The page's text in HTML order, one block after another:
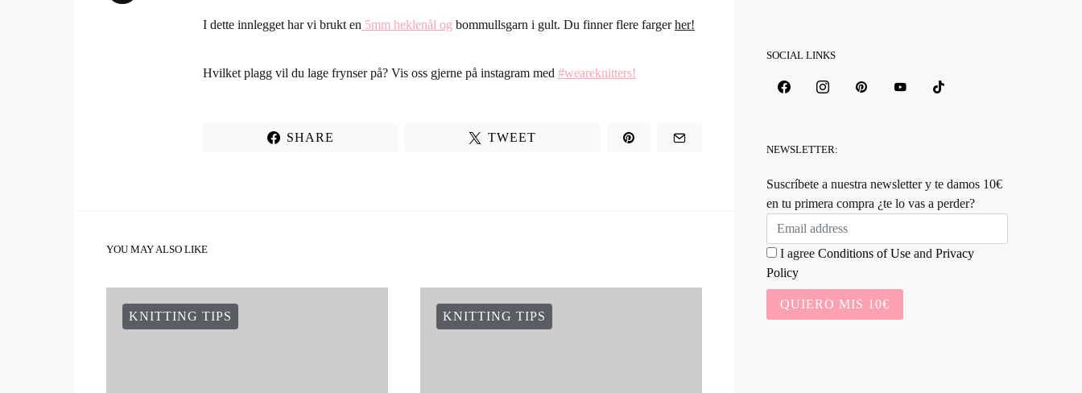
I dette innlegget har vi brukt en 5mm heklenål og bommullsgarn i gult. Du finner flere fargerher!
Hvilket plagg vil du lage frynser på? Vis oss gjerne på instagram med #weareknitters!
SHARE TWEET
YOU MAY ALSO LIKE
KNITTING TIPS KNITTING TIPS
SOCIAL LINKS
NEWSLETTER:
Suscríbete a nuestra newsletter y te damos 10€
en tu primera compra ¿te lo vas a perder?
I agree Conditions of Use and Privacy
Policy
QUIERO MIS 10€